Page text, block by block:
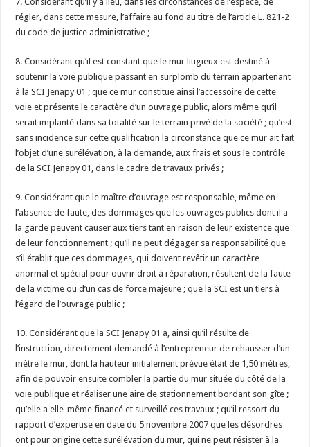
régler, dans cette mesure, l’affaire au fond au titre de l’article L. 821-2
du code de justice administrative ;
8. Considérant qu’il est constant que le mur litigieux est destiné à
soutenir la voie publique passant en surplomb du terrain appartenant
à la SCI Jenapy 01 ; que ce mur constitue ainsi l’accessoire de cette
voie et présente le caractère d’un ouvrage public, alors même qu’il
serait implanté dans sa totalité sur le terrain privé de la société ; qu’est
sans incidence sur cette qualification la circonstance que ce mur ait fait
l’objet d’une surélévation, à la demande, aux frais et sous le contrôle
de la SCI Jenapy 01, dans le cadre de travaux privés ;
9. Considérant que le maître d’ouvrage est responsable, même en
l’absence de faute, des dommages que les ouvrages publics dont il a
la garde peuvent causer aux tiers tant en raison de leur existence que
de leur fonctionnement ; qu’il ne peut dégager sa responsabilité que
s’il établit que ces dommages, qui doivent revêtir un caractère
anormal et spécial pour ouvrir droit à réparation, résultent de la faute
de la victime ou d’un cas de force majeure ; que la SCI est un tiers à
l’égard de l’ouvrage public ;
10. Considérant que la SCI Jenapy 01 a, ainsi qu’il résulte de
l’instruction, directement demandé à l’entrepreneur de rehausser d’un
mètre le mur, dont la hauteur initialement prévue était de 1,50 mètres,
afin de pouvoir ensuite combler la partie du mur située du côté de la
voie publique et réaliser une aire de stationnement bordant son gîte ;
qu’elle a elle-même financé et surveillé ces travaux ; qu’il ressort du
rapport d’expertise en date du 5 novembre 2007 que les désordres
ont pour origine cette surélévation du mur, qui ne peut résister à la